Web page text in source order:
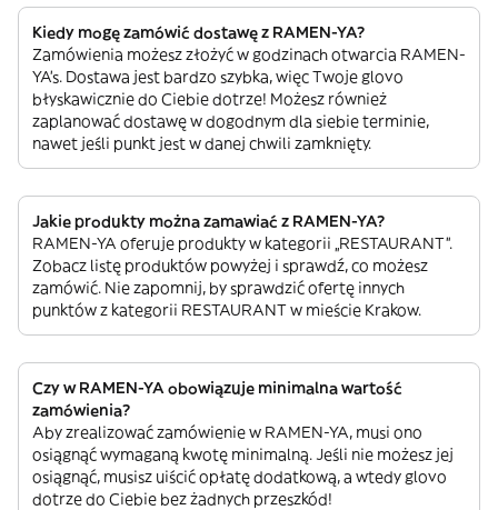
Kiedy mogę zamówić dostawę z RAMEN-YA?
Zamówienia możesz złożyć w godzinach otwarcia RAMEN-
YA’s. Dostawa jest bardzo szybka, więc Twoje glovo
błyskawicznie do Ciebie dotrze! Możesz również
zaplanować dostawę w dogodnym dla siebie terminie,
nawet jeśli punkt jest w danej chwili zamknięty.
Jakie produkty można zamawiać z RAMEN-YA?
RAMEN-YA oferuje produkty w kategorii „RESTAURANT”.
Zobacz listę produktów powyżej i sprawdź, co możesz
zamówić. Nie zapomnij, by sprawdzić ofertę innych
punktów z kategorii RESTAURANT w mieście Krakow.
Czy w RAMEN-YA obowiązuje minimalna wartość
zamówienia?
Aby zrealizować zamówienie w RAMEN-YA, musi ono
osiągnąć wymaganą kwotę minimalną. Jeśli nie możesz jej
osiągnąć, musisz uiścić opłatę dodatkową, a wtedy glovo
dotrze do Ciebie bez żadnych przeszkód!